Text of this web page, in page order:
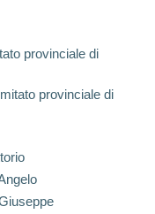
provinciale di
provinciale di